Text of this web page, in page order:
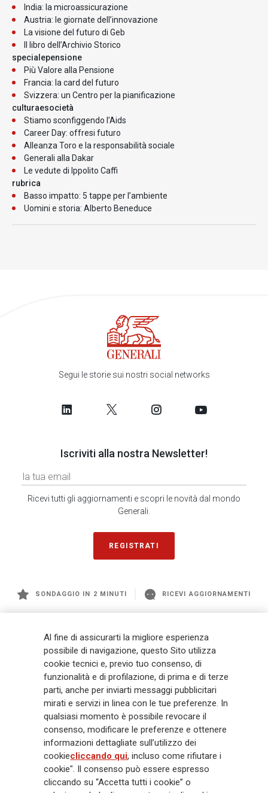
India: la microassicurazione
Austria: le giornate dell’innovazione
La visione del futuro di Geb
Il libro dell’Archivio Storico
specialepensione
Più Valore alla Pensione
Francia: la card del futuro
Svizzera: un Centro per la pianificazione
culturaesocietà
Stiamo sconfiggendo l’Aids
Career Day: offresi futuro
Alleanza Toro e la responsabilità sociale
Generali alla Dakar
Le vedute di Ippolito Caffi
rubrica
Basso impatto: 5 tappe per l’ambiente
Uomini e storia: Alberto Beneduce
Segui le storie sui nostri social networks
Iscriviti alla nostra Newsletter!
Ricevi tutti gli aggiornamenti e scopri le novità dal mondo
Generali.
REGISTRATI
SONDAGGIO IN 2 MINUTI RICEVI AGGIORNAMENTI
management a livello globale, con premi complessivi pari a € 98,1
miliardi e € 900 miliardi di AUM nel 2025. Fondato nel 1831, con oltre 88
mila dipendenti e 163 mila agenti che servono 75 milioni di clienti, il
Gruppo ha una posizione di leadership in Europa e una presenza
crescente in Asia e America. Al centro della strategia di Generali c'è il suo
impegno Lifetime Partner verso i clienti, realizzato attraverso soluzioni
innovative e personalizzate, un'esperienza cliente di prima classe e le sue
capacità di distribuzione globale digitalizzata. Il Gruppo ha
completamente integrato la sostenibilità in tutte le scelte strategiche, con
l'obiettivo di creare valore per tutti gli stakeholder mentre costruisce una
società più equa e resiliente.
Al fine di assicurarti la migliore esperienza
possibile di navigazione, questo Sito utilizza
cookie tecnici e, previo tuo consenso, di
funzionalità e di profilazione, di prima e di terze
parti, anche per inviarti messaggi pubblicitari
mirati e servizi in linea con le tue preferenze. In
qualsiasi momento è possibile revocare il
consenso, modificare le preferenze e ottenere
informazioni dettagliate sull’utilizzo dei
cookiecliccando qui, incluso come rifiutare i
cookie". Il consenso può essere espresso
cliccando su “Accetta tutti i cookie” o